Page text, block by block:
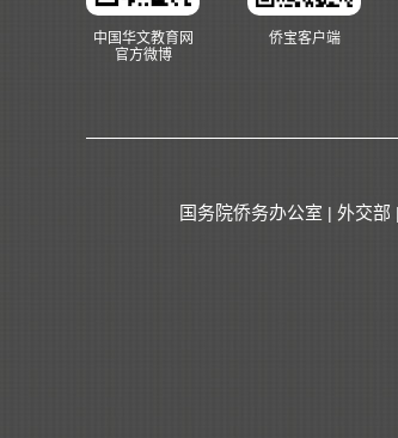
中国华文教育网
官方微博
侨宝客户端
国务院侨务办公室 | 外交部 |